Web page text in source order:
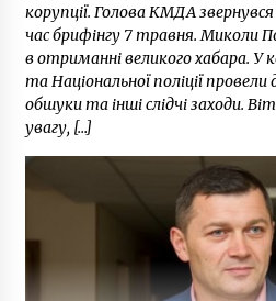
корупції. Голова КМДА
час брифінгу 7 травня. Миколи
в отриманні великого хабара. У
та Національної поліції
обшуки та інші слідчі заходи.
увагу, […]